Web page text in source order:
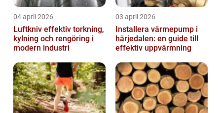
04 april 2026
Luftkniv effektiv torkning,
kylning och rengöring i
modern industri
03 april 2026
Installera värmepump i
härjedalen: en guide till
effektiv uppvärmning